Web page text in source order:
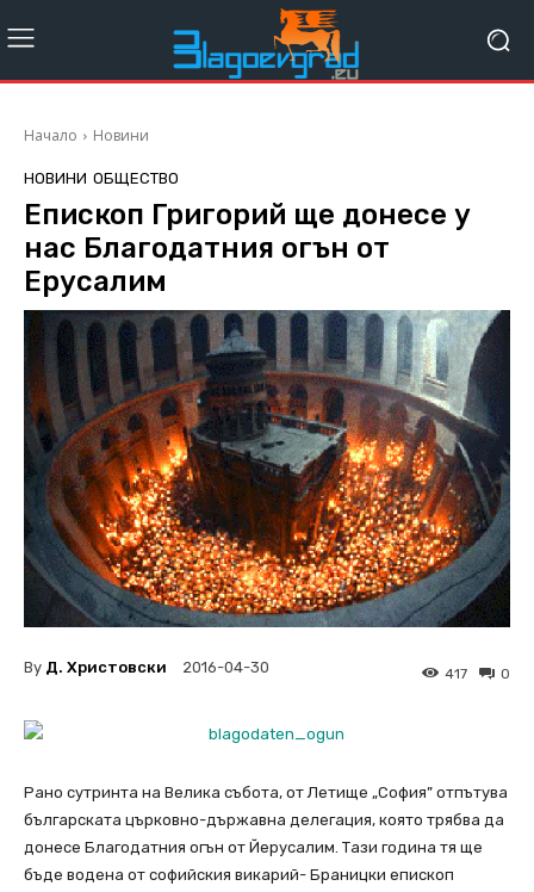
Начало Новини
НОВИНИ ОБЩЕСТВО
Eпископ Григорий ще донесе у
нас Благодатния огън от
Ерусалим
By Д. Христовски 2016-04-30 0
417
Рано сутринта на Велика събота, от Летище „София” отпътува
българската църковно-държавна делегация, която трябва да
донесе Благодатния огън от Йерусалим. Тази година тя ще
бъде водена от софийския викарий- Браницки епископ